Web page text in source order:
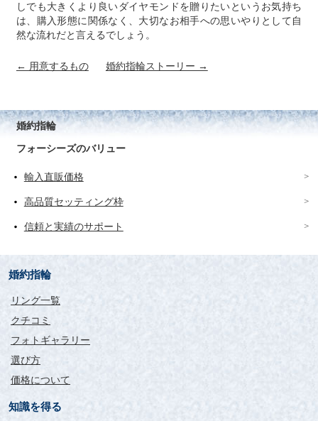
しでも大きくより良いダイヤモンドを贈りたいというお気持ち
は、購入形態に関係なく、大切なお相手への思いやりとして自
然な流れだと言えるでしょう。
← 用意するもの 婚約指輪ストーリー →
婚約指輪
フォーシーズのバリュー
輸入直販価格
高品質セッティング枠
信頼と実績のサポート
婚約指輪
リング一覧
クチコミ
フォトギャラリー
選び方
価格について
知識を得る